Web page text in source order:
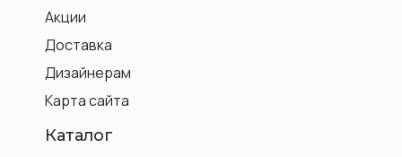
Акции
Доставка
Каталог
Карта сайта
Дизайнерам